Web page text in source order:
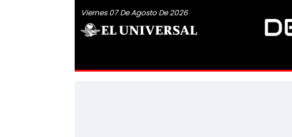
Viernes 07 De Agosto De 2026